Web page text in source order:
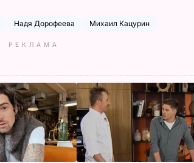
Надя Дорофеева Михаил Кацурин
РЕКЛАМА